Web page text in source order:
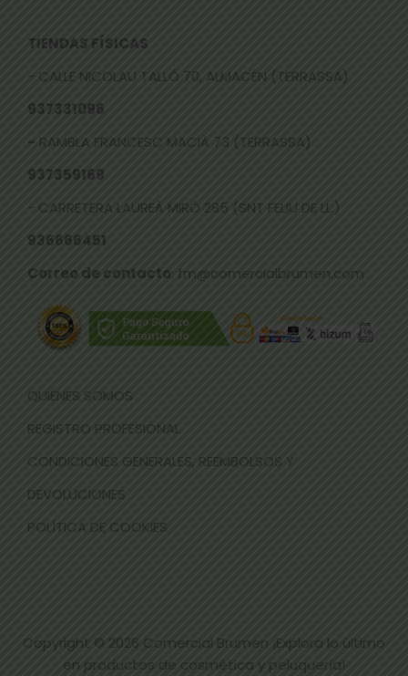
TIENDAS FÍSICAS
- CALLE NICOLAU TALLÓ 70, ALMACÉN (TERRASSA)
937331096
- RAMBLA FRANCESC MACIÀ 73 (TERRASSA)
937359169
- CARRETERA LAUREÀ MIRÓ 285 (SNT FELIU DE LL.)
936666451
Correo de contacto: fm@comercialbrumen.com
QUIÉNES SOMOS
REGISTRO PROFESIONAL
CONDICIONES GENERALES, REEMBOLSOS Y
DEVOLUCIONES
POLÍTICA DE COOKIES
Copyright © 2026 Comercial Brumen ¡Explora lo último
en productos de cosmética y peluquería!